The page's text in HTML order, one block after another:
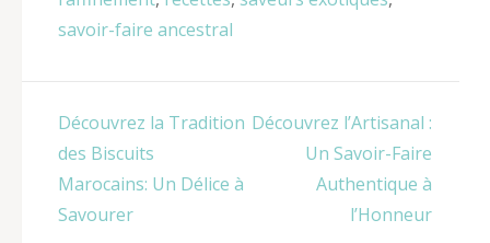
savoir-faire ancestral
Navigation
de
l’article
Découvrez la Tradition
des Biscuits
Marocains: Un Délice à
Savourer
Découvrez l’Artisanal :
Un Savoir-Faire
Authentique à
l’Honneur